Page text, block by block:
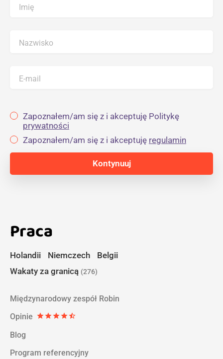
Imię
Nazwisko
E-mail
Zapoznałem/am się z i akceptuję Politykę
prywatności
Zapoznałem/am się z i akceptuję regulamin
Praca
Holandii Niemczech
Belgii
Wakaty za granicą (276)
Międzynarodowy zespół Robin
Opinie starstarstarstarstar_half
Blog
Program referencyjny